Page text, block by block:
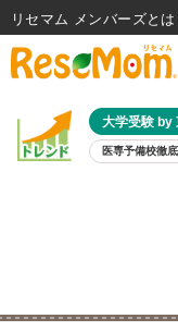
大学受験 by
医専予備校徹
リセマム メンバーズ